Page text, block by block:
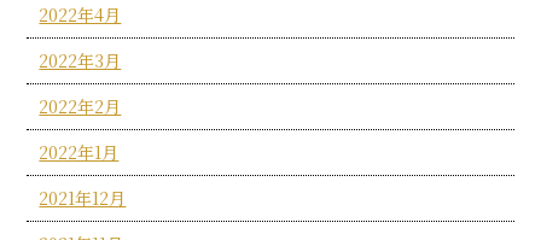
2022年4月
2022年3月
2022年2月
2022年1月
2021年12月